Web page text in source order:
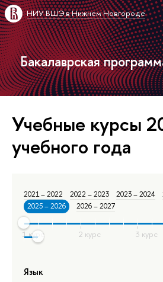
НИУ ВШЭ в Нижнем Новгороде
Бакалаврская
Учебные курсы
учебного года
2021 – 2022 2022 – 2023 2023 – 2024
2025 – 2026
2026 – 2027
Язык